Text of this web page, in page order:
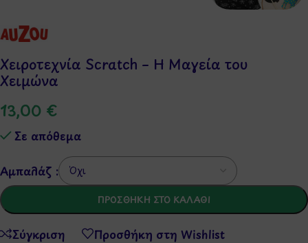
Χειροτεχνία Scratch – Η Μαγεία του
Χειμώνα
13,00 €
Σε απόθεμα
Αμπαλάζ :
ΠΡΟΣΘΉΚΗ ΣΤΟ ΚΑΛΆΘΙ
Σύγκριση Προσθήκη στη Wishlist